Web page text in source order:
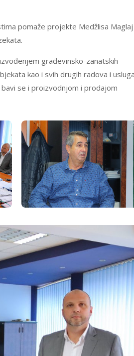
pomaže projekte Medžlisa Maglaj
građevinsko-zanatskih
kao i svih drugih radova i
bavi se i proizvodnjom i prodajom